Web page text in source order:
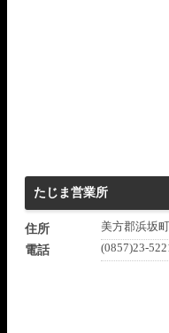
たじま営業所
住所
美方郡浜坂
電話
(0857)23-